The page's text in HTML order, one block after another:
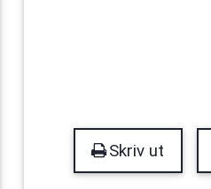
Skriv ut